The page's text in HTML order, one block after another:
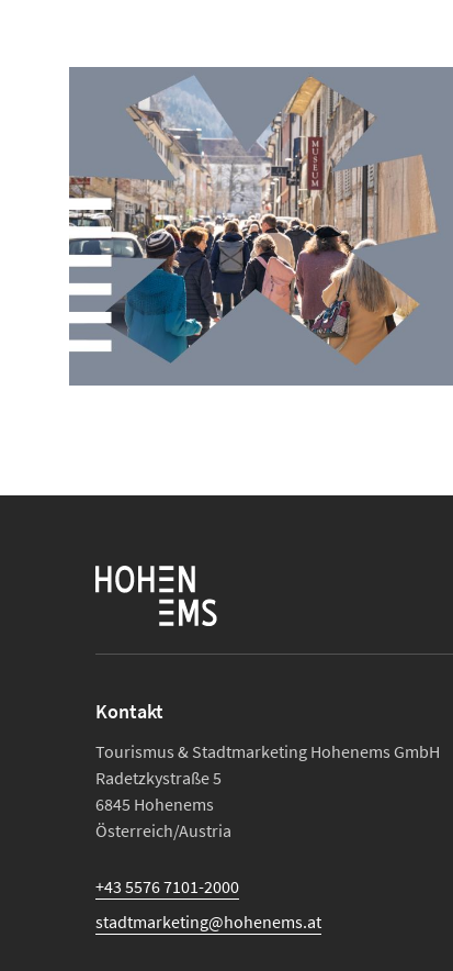
Kontakt
Tourismus & Stadtmarketing Hohenems GmbH
Radetzkystraße 5
6845 Hohenems
Österreich/Austria
+43 5576 7101-2000
stadtmarketing@hohenems.at